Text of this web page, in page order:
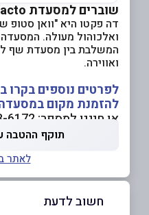
שוברים למסעדת De facto
דה פקטו היא "וואן סטופ
ואלכוהול מעולה.
המשלבת בין מסעדת שף
ואווירה.
לפרטים נוספים בקרו
להזמנת מקום
או חייגו למספר: 077-938-6172
תוקף ההטבה עד -
לאתר
חשוב לדעת